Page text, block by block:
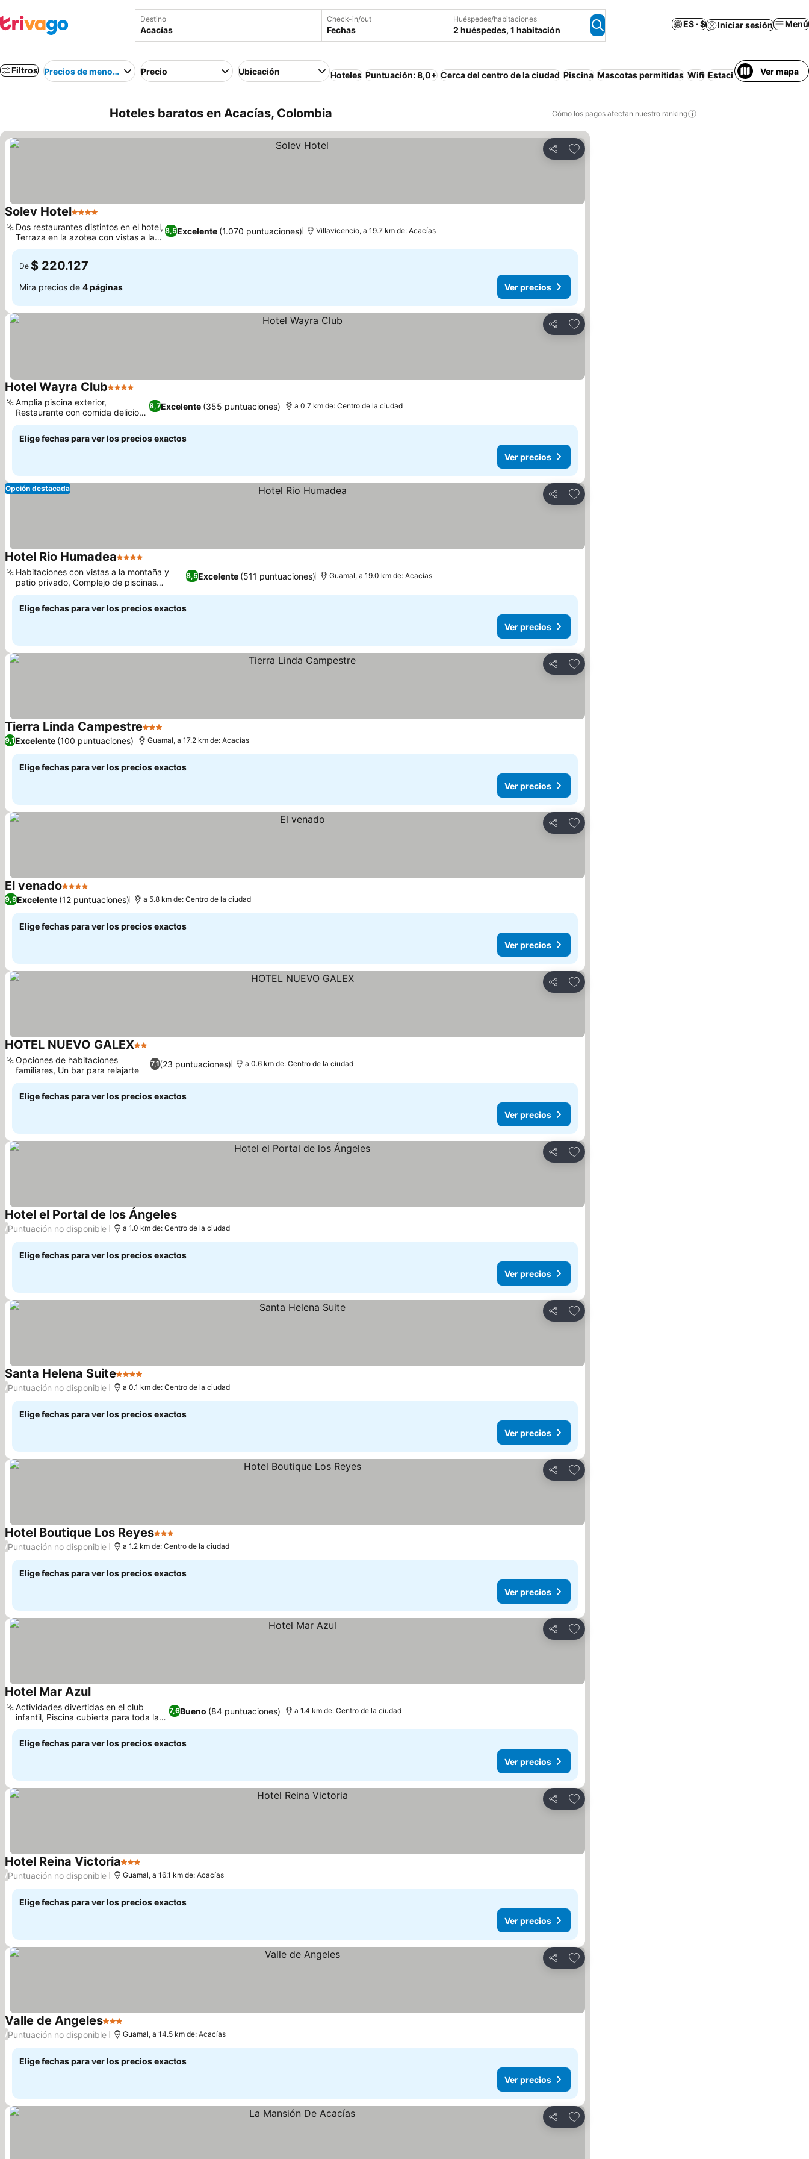
Destino Check-in/out
Fechas
Huéspedes/habitaciones
2 huéspedes, 1 habitación
ES · $ Iniciar sesión Menú
Filtros Precios de menor a mayorPrecio Ubicación Hoteles Puntuación: 8,0+ Cerca del centro de la ciudad Piscina Mascotas permitidas Wifi EstacionamientoVer mapa
Hoteles baratos en Acacías, Colombia Cómo los pagos afectan nuestro ranking
Compartir
Agregar a favoritos
Solev Hotel4 Estrellas
8,5Excelente (1.070 puntuaciones)
Dos restaurantes distintos en el hotel,
Terraza en la azotea con vistas a la
ciudad
Villavicencio, a 19.7 km de: Acacías
De $ 220.127
Mira precios de 4 páginas Ver precios
Compartir
Agregar a favoritos
Hotel Wayra Club4 Estrellas
8,7Excelente (355 puntuaciones)
Amplia piscina exterior,
Restaurante con comida deliciosa
y variada
a 0.7 km de: Centro de la ciudad
Elige fechas para ver los precios exactos
Ver precios
Compartir
Agregar a favoritos
Opción destacada
Hotel Rio Humadea4 Estrellas
8,5Excelente (511 puntuaciones)
Habitaciones con vistas a la montaña y
patio privado, Complejo de piscinas
enorme con río lento
Guamal, a 19.0 km de: Acacías
Elige fechas para ver los precios exactos
Ver precios
Compartir
Agregar a favoritos
Tierra Linda Campestre3 Estrellas
9,1Excelente (100 puntuaciones) Guamal, a 17.2 km de: Acacías
Elige fechas para ver los precios exactos
Ver precios
Compartir
Agregar a favoritos
El venado4 Estrellas
9,9Excelente (12 puntuaciones) a 5.8 km de: Centro de la ciudad
Elige fechas para ver los precios exactos
Ver precios
Compartir
Agregar a favoritos
HOTEL NUEVO GALEX2 Estrellas
7,1(23 puntuaciones)
Opciones de habitaciones
familiares, Un bar para relajarte
a 0.6 km de: Centro de la ciudad
Elige fechas para ver los precios exactos
Ver precios
Compartir
Agregar a favoritos
Hotel el Portal de los Ángeles
/Puntuación no disponible a 1.0 km de: Centro de la ciudad
Elige fechas para ver los precios exactos
Ver precios
Compartir
Agregar a favoritos
Santa Helena Suite4 Estrellas
/Puntuación no disponible a 0.1 km de: Centro de la ciudad
Elige fechas para ver los precios exactos
Ver precios
Compartir
Agregar a favoritos
Hotel Boutique Los Reyes3 Estrellas
/Puntuación no disponible a 1.2 km de: Centro de la ciudad
Elige fechas para ver los precios exactos
Ver precios
Compartir
Agregar a favoritos
Hotel Mar Azul
7,6Bueno (84 puntuaciones)
Actividades divertidas en el club
infantil, Piscina cubierta para toda la
familia
a 1.4 km de: Centro de la ciudad
Elige fechas para ver los precios exactos
Ver precios
Compartir
Agregar a favoritos
Hotel Reina Victoria3 Estrellas
/Puntuación no disponible Guamal, a 16.1 km de: Acacías
Elige fechas para ver los precios exactos
Ver precios
Compartir
Agregar a favoritos
Valle de Angeles3 Estrellas
/Puntuación no disponible Guamal, a 14.5 km de: Acacías
Elige fechas para ver los precios exactos
Ver precios
Compartir
Agregar a favoritos